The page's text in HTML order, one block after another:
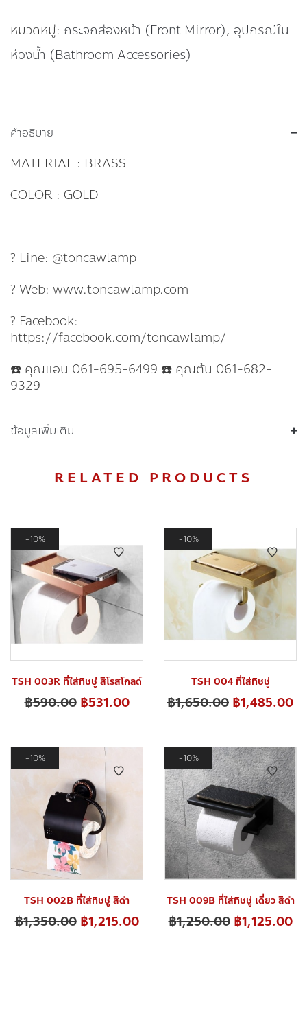
หมวดหมู่: กระจกส่องหน้า (Front Mirror), อุปกรณ์ใน
ห้องน้ำ (Bathroom Accessories)
คำอธิบาย
MATERIAL : BRASS
COLOR : GOLD
? Line: @toncawlamp
? Web: www.toncawlamp.com
? Facebook:
https://facebook.com/toncawlamp/
☎️ คุณแอน 061-695-6499 ☎️ คุณต้น 061-682-
9329
ข้อมูลเพิ่มเติม
RELATED PRODUCTS
10%
TSH 003R ที่ใส่ทิชชู่ สีโรสโกลด์
฿590.00 ฿531.00
10%
TSH 004 ที่ใส่ทิชชู่
฿1,650.00 ฿1,485.00
10%
TSH 002B ที่ใส่ทิชชู่ สีดำ
฿1,350.00 ฿1,215.00
10%
TSH 009B ที่ใส่ทิชชู่ เดี่ยว สีดำ
฿1,250.00 ฿1,125.00